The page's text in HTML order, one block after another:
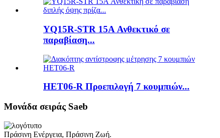
YQ15R-STR 15A Ανθεκτικό σε
παραβίαση...
HET06-R Προεπιλογή 7 κουμπιών...
Μονάδα σειράς Saeb
Πράσινη Ενέργεια, Πράσινη Ζωή.